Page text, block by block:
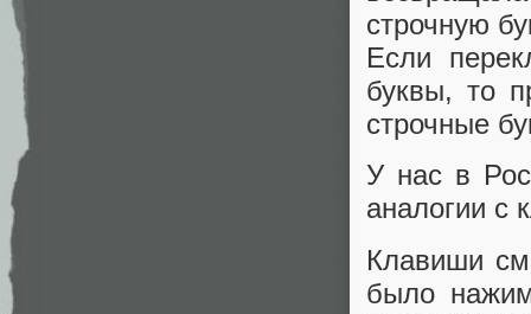
строчную
Если
буквы, то
строчные
У нас в
аналогии с
Клавиши
было